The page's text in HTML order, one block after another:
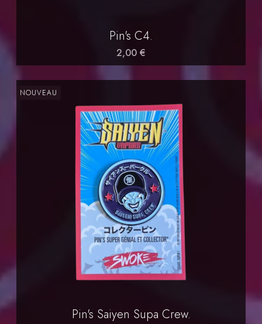
Pin's C4.
2,00 €
Pin's Saiyen Supa Crew.
NOUVEAU